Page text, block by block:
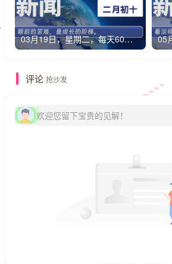
03月19日，星期二，每天60秒读懂全世界！
评论 抢沙发
欢迎您留下宝贵的见解！